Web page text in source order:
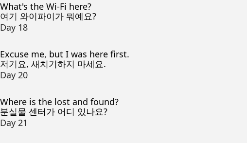
What's the Wi-Fi here?
여기 와이파이가 뭐예요?
Day 18
Excuse me, but I was here first.
저기요, 새치기하지 마세요.
Day 20
Where is the lost and found?
분실물 센터가 어디 있나요?
Day 21